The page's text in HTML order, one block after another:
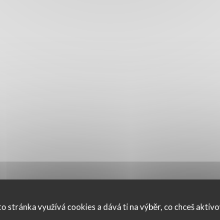
stránka využívá cookies a dává ti na výběr, co chceš